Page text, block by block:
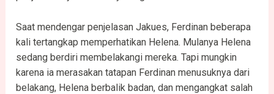
Saat mendengar penjelasan Jakues, Ferdinan beberapa
kali tertangkap memperhatikan Helena. Mulanya Helena
sedang berdiri membelakangi mereka. Tapi mungkin
karena ia merasakan tatapan Ferdinan menusuknya dari
belakang, Helena berbalik badan, dan mengangkat salah